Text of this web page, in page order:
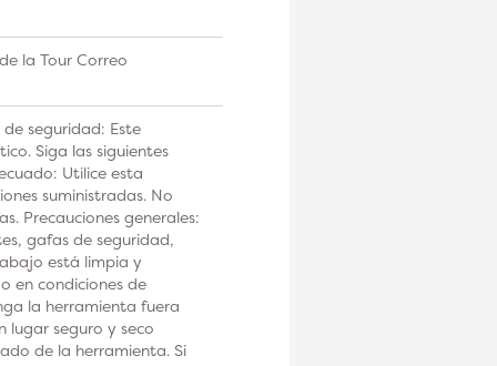
la Tour Correo
seguridad: Este
Siga las siguientes
Utilice esta
suministradas. No
Precauciones generales:
gafas de seguridad,
está limpia y
en condiciones de
la herramienta fuera
lugar seguro y seco
de la herramienta. Si